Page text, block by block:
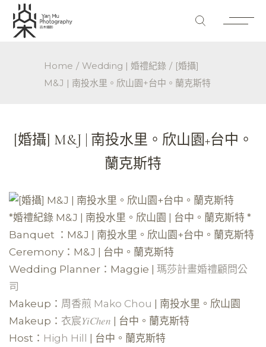
Home Wedding | 婚禮紀錄
[婚攝]
M&J | 南投水里。欣山園+台中。蘭克斯特
[婚攝] M&J | 南投水里。欣山園+台中。
蘭克斯特
*婚禮紀錄 M&J | 南投水里。欣山園 | 台中。蘭克斯特 *
Banquet ：M&J | 南投水里。欣山園+台中。蘭克斯特
Ceremony：M&J | 台中。蘭克斯特
Wedding Planner：Maggie | 瑪莎計畫婚禮顧問公
司
Makeup： 周香煎 Mako Chou | 南投水里。欣山園
Makeup： 衣宸𝑌𝑖𝐶ℎ𝑒𝑛 | 台中。蘭克斯特
Host： High Hill
| 台中。蘭克斯特